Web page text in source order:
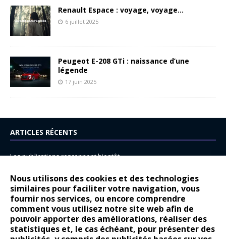
Nous utilisons des cookies et des technologies
similaires pour faciliter votre navigation, vous
fournir nos services, ou encore comprendre
comment vous utilisez notre site web afin de
pouvoir apporter des améliorations, réaliser des
statistiques et, le cas échéant, pour présenter des
Renault Espace : voyage, voyage…
6 juillet 2025
Peugeot E-208 GTi : naissance d’une
légende
17 juin 2025
ARTICLES RÉCENTS
Les publications reprennent bientôt…
14 juillet : nouveau film de marque pour Citroën
Renault Espace : voyage, voyage…
Peugeot E-208 GTi : naissance d’une légende